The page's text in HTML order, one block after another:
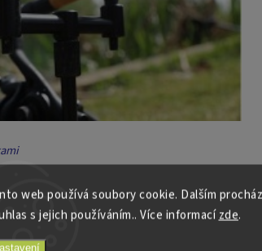
web používá soubory cookie. Dalším
s jejich používáním.. Více informacízde.
čtyřmi nohami výškově nastavitelnými
umístěn, mohou být prodlouženy nebo